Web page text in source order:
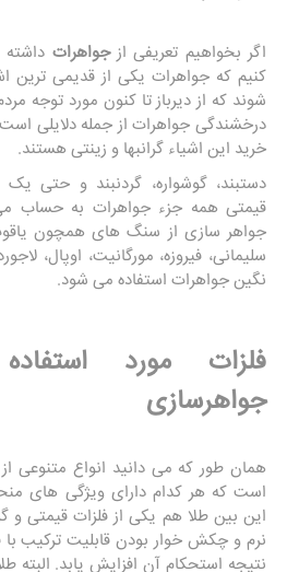
اگر بخواهیم تعریفی ازجواهرات داشته
کنیم که جواهرات یکی از قدیمی
شوند که از دیرباز تا کنون مورد توجه
درخشندگی جواهرات از جمله دلایلی است
خرید این اشیاء گرانبها و زینتی هستند.
دستبند، گوشواره، گردنبند و حتی
قیمتی همه جزء جواهرات به حساب
جواهر سازی از سنگ های همچون
سلیمانی، فیروزه، مورگانیت، اوپال،
نگین جواهرات استفاده می شود.
فلزات مورد
جواهرسازی
همان طور که می دانید انواع متنوعی
است که هر کدام دارای ویژگی های
این بین طلا هم یکی از فلزات قیمتی و
نرم و چکش خوار بودن قابلیت ترکیب با
نتیجه استحکام آن افزایش یابد. البته